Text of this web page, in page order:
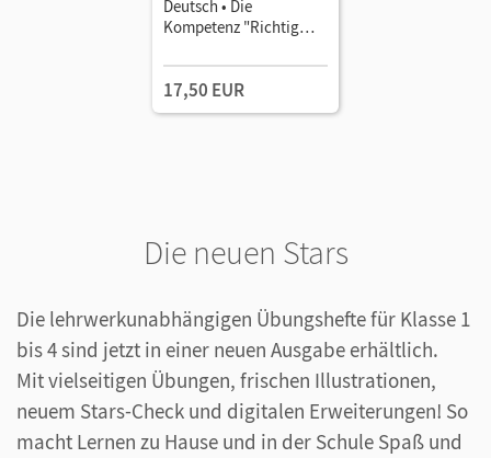
Deutsch • Die
Kompetenz "Richtig
Klasse 2 5 Übungshefte
mit Lösungen im Paket
17,50 EUR
Die neuen Stars
Die lehrwerkunabhängigen Übungshefte für Klasse 1
bis 4 sind jetzt in einer neuen Ausgabe erhältlich.
Mit vielseitigen Übungen, frischen Illustrationen,
neuem Stars-Check und digitalen Erweiterungen! So
macht Lernen zu Hause und in der Schule Spaß und